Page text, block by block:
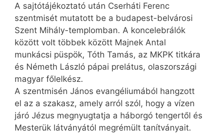
A sajtótájékoztató után Cserháti Ferenc
szentmisét mutatott be a budapest-belvárosi
Szent Mihály-templomban. A koncelebrálók
között volt többek között Majnek Antal
munkácsi püspök, Tóth Tamás, az MKPK titkára
és Németh László pápai prelátus, olaszországi
magyar főlelkész.
A szentmisén János evangéliumából hangzott
el az a szakasz, amely arról szól, hogy a vízen
járó Jézus megnyugtatja a háborgó tengertől és
Mesterük látványától megrémült tanítványait.